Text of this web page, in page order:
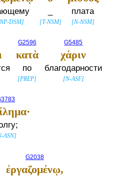
DSM] [T-NSM]
плата
[N-NSM]
G2596
κατὰ
по
[PREP]
G5485
χάριν
благодарности
[N-ASF]
ASN]
G2038
ἐργαζομένῳ,